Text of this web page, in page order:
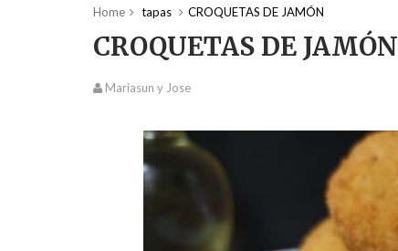
Home tapas CROQUETAS DE JAMÓN
CROQUETAS DE JAMÓN
Mariasun y Jose